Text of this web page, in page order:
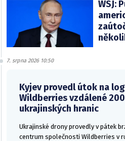
WSJ:
7. srpna 2026 10:50
Kyjev provedl útok na
Wildberries vzdálené
ukrajinských hranic
Ukrajinské drony provedly v pátek
centrum společnosti Wildberries v